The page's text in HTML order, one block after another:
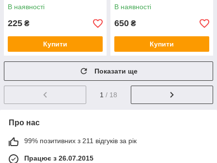
В наявності
225 ₴
Купити
В наявності
650 ₴
Купити
Показати ще
1 / 18
Про нас
99% позитивних з 211 відгуків за рік
Працює з 26.07.2015